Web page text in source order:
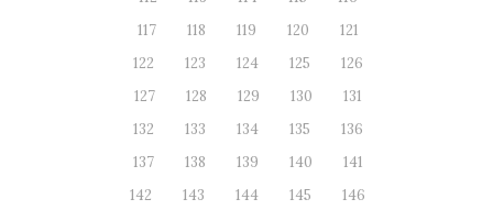
117
118 119 120
121
122
123 124 125
126
127
128 129 130
131
132
133 134 135
136
137
138 139 140
141
142
143 144 145
146